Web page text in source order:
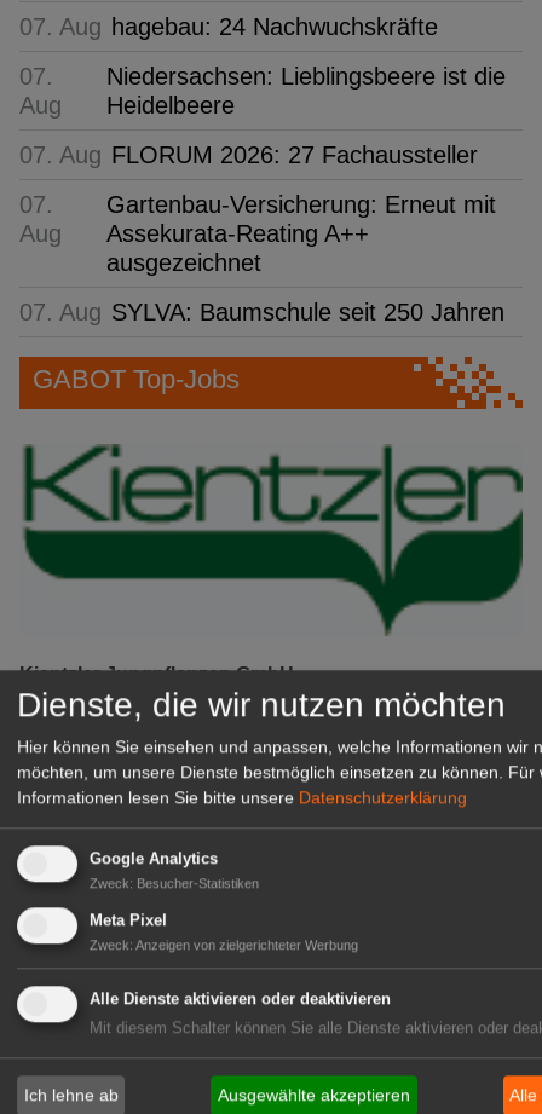
07. Aug hagebau: 24 Nachwuchskräfte
07.
Aug
Niedersachsen: Lieblingsbeere ist die
Heidelbeere
07. Aug FLORUM 2026: 27 Fachaussteller
07.
Aug
Gartenbau-Versicherung: Erneut mit
Assekurata-Reating A++
ausgezeichnet
07. Aug SYLVA: Baumschule seit 250 Jahren
GABOT Top-Jobs
Kientzler Jungpflanzen GmbH
& Co KG
(Geselle/Meister/Techniker)
(m/w/d)
zur Stellenanzeige
Dienste, die wir nutzen möchten
Hier können Sie einsehen und anpassen, welche Informationen wir
möchten, um unsere Dienste bestmöglich einsetzen zu können.
Für
Informationen lesen Sie bitte unsere Datenschutzerklärung
Google Analytics
Zweck: Besucher-Statistiken
Meta Pixel
Zweck: Anzeigen von zielgerichteter Werbung
Alle Dienste aktivieren oder deaktivieren
Mit diesem Schalter können Sie alle Dienste aktivieren oder
Ich lehne ab Ausgewählte akzeptieren Alle